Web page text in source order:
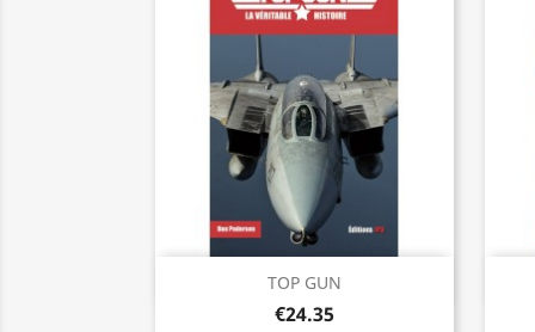
TOP GUN
€24.35
Quick view